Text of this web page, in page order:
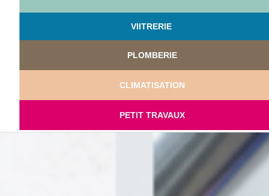
VIITRERIE
PLOMBERIE
CLIMATISATION
PETIT TRAVAUX